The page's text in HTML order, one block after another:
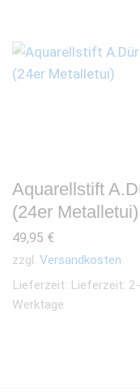
Aquarellstift
(24er Metalletui)
49,95 €
zzgl. Versandkosten
Lieferzeit: Lieferzeit:
Werktage